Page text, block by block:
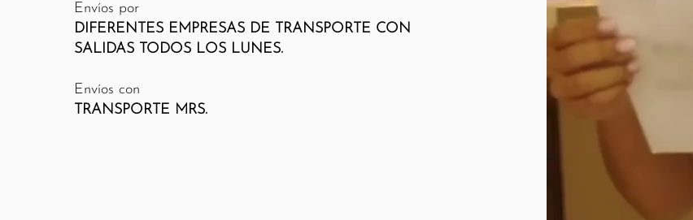
Envíos por
DIFERENTES EMPRESAS DE TRANSPORTE CON
SALIDAS TODOS LOS LUNES.
Envíos con
TRANSPORTE MRS.